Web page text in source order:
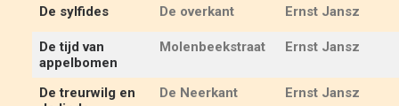
De sylfides De overkant Ernst Jansz
De tijd van
appelbomen
Molenbeekstraat Ernst Jansz
De treurwilg en
De Neerkant Ernst Jansz